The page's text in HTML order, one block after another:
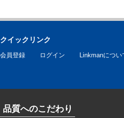
クイックリンク
会員登録 ログイン Linkmanについ
品質へのこだわり